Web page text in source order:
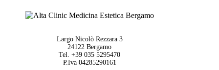
Largo Nicolò Rezzara 3
24122 Bergamo
Tel. +39 035 5295470
P.Iva 04285290161